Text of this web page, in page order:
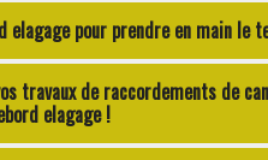
elagage pour prendre en main
travaux de raccordements de
elagage !